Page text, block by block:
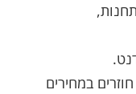
במחירים